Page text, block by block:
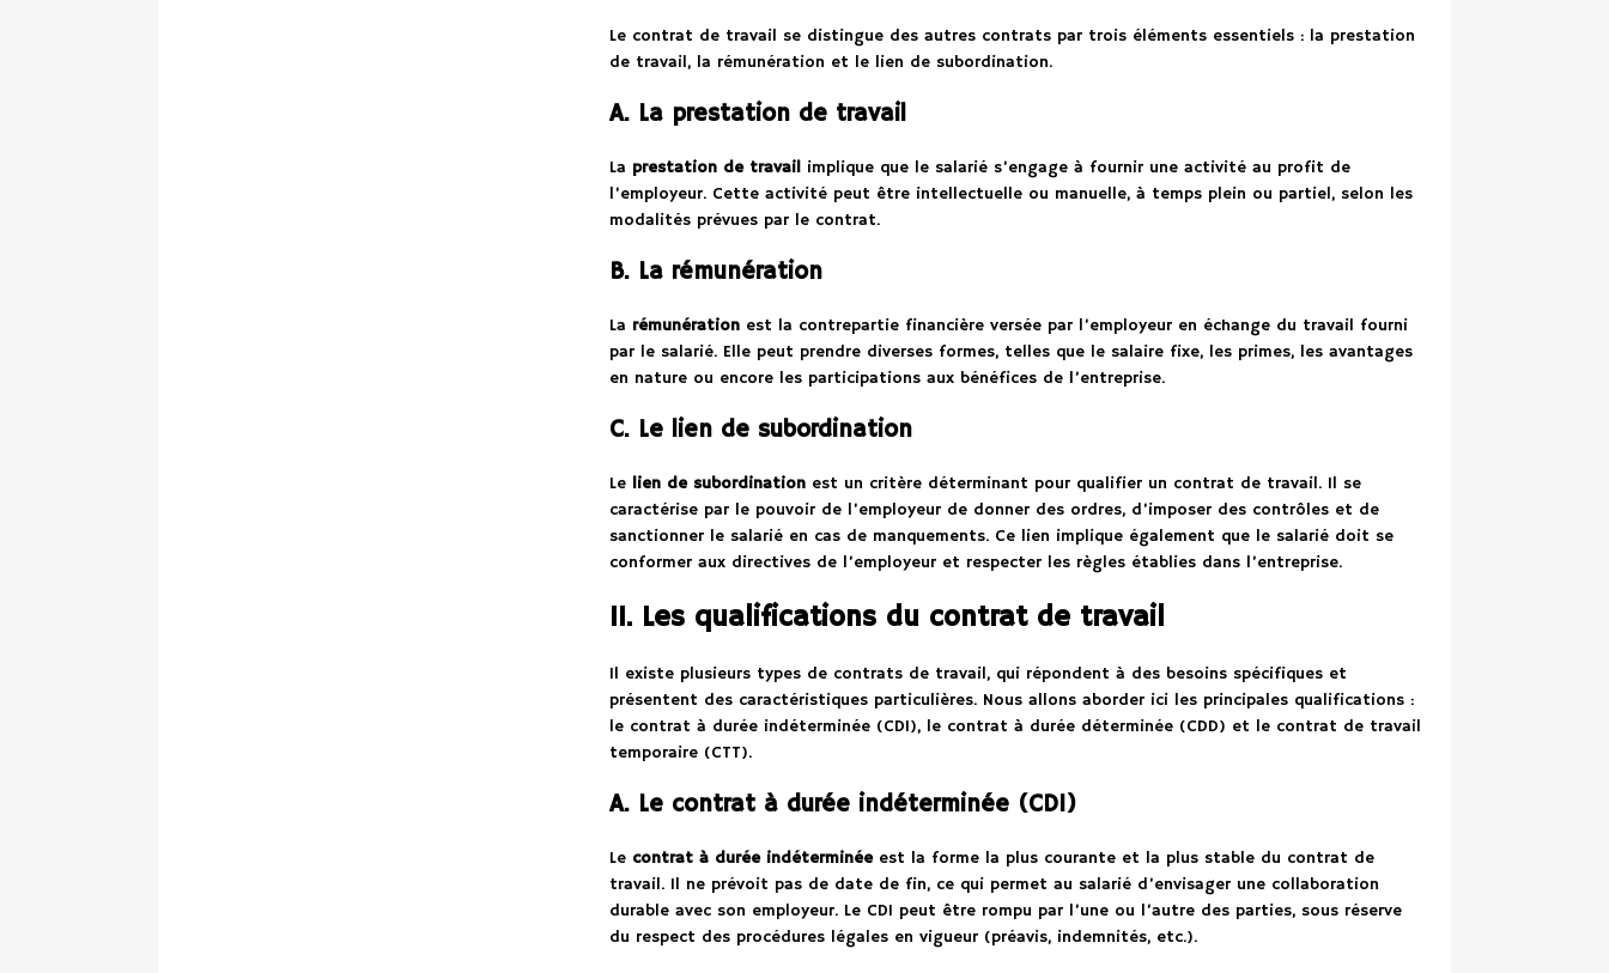
Le contrat de travail se distingue des autres contrats par trois éléments essentiels : la prestation
de travail, la rémunération et le lien de subordination.
A. La prestation de travail
La prestation de travailimplique que le salarié s’engage à fournir une activité au profit de
l’employeur. Cette activité peut être intellectuelle ou manuelle, à temps plein ou partiel, selon les
modalités prévues par le contrat.
B. La rémunération
La rémunérationest la contrepartie financière versée par l’employeur en échange du travail fourni
par le salarié. Elle peut prendre diverses formes, telles que le salaire fixe, les primes, les avantages
en nature ou encore les participations aux bénéfices de l’entreprise.
C. Le lien de subordination
Le lien de subordinationest un critère déterminant pour qualifier un contrat de travail. Il se
caractérise par le pouvoir de l’employeur de donner des ordres, d’imposer des contrôles et de
sanctionner le salarié en cas de manquements. Ce lien implique également que le salarié doit se
conformer aux directives de l’employeur et respecter les règles établies dans l’entreprise.
II. Les qualifications du contrat de travail
Il existe plusieurs types de contrats de travail, qui répondent à des besoins spécifiques et
présentent des caractéristiques particulières. Nous allons aborder ici les principales qualifications :
le contrat à durée indéterminée (CDI), le contrat à durée déterminée (CDD) et le contrat de travail
temporaire (CTT).
A. Le contrat à durée indéterminée (CDI)
Le contrat à durée indéterminéeest la forme la plus courante et la plus stable du contrat de
travail. Il ne prévoit pas de date de fin, ce qui permet au salarié d’envisager une collaboration
durable avec son employeur. Le CDI peut être rompu par l’une ou l’autre des parties, sous réserve
du respect des procédures légales en vigueur (préavis, indemnités, etc.).